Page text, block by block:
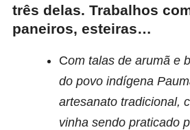
três delas. Trabalhos
paneiros, esteiras…
Com talas de arumã e
do povo indígena
artesanato tradicional,
vinha sendo praticado